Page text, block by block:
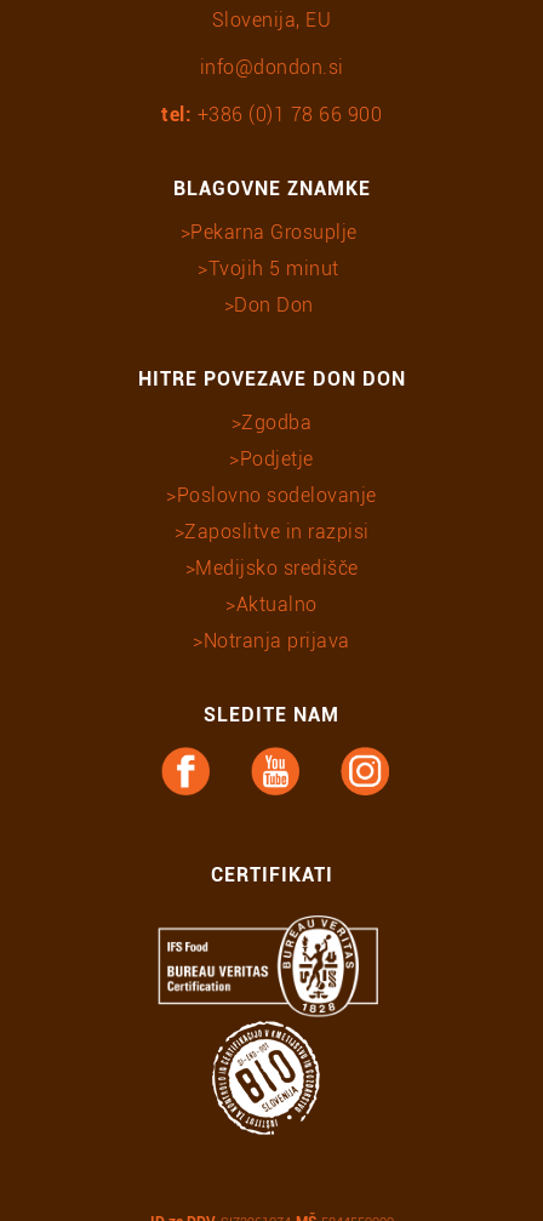
Slovenija, EU
info@dondon.si
tel: +386 (0)1 78 66 900
BLAGOVNE ZNAMKE
Pekarna Grosuplje
Tvojih 5 minut
Don Don
HITRE POVEZAVE DON DON
Zgodba
Podjetje
Poslovno sodelovanje
Zaposlitve in razpisi
Medijsko središče
Aktualno
Notranja prijava
SLEDITE NAM
CERTIFIKATI